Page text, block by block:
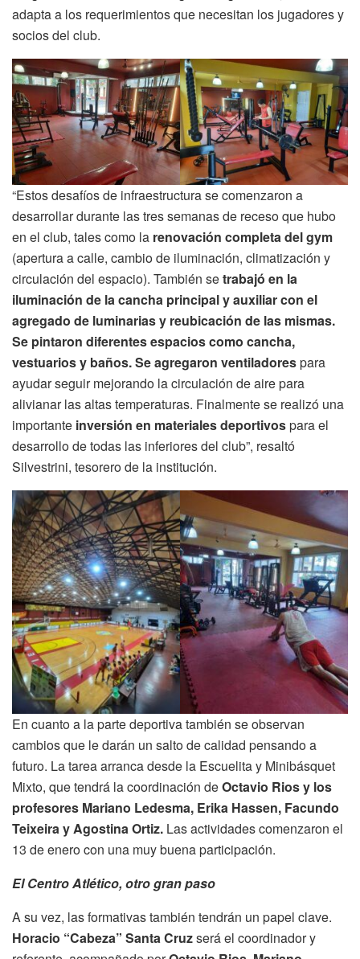
adapta a los requerimientos que necesitan los jugadores y
socios del club.
“Estos desafíos de infraestructura se comenzaron a
desarrollar durante las tres semanas de receso que hubo
en el club, tales como la renovación completa del gym
(apertura a calle, cambio de iluminación, climatización y
circulación del espacio). También setrabajó en la
iluminación de la cancha principal y auxiliar con el
agregado de luminarias y reubicación de las mismas.
Se pintaron diferentes espacios como cancha,
vestuarios y baños. Seagregaron ventiladorespara
ayudar seguir mejorando la circulación de aire para
alivianar las altas temperaturas. Finalmente se realizó una
importante inversión en materiales deportivospara el
desarrollo de todas las inferiores del club”, resaltó
Silvestrini, tesorero de la institución.
En cuanto a la parte deportiva también se observan
cambios que le darán un salto de calidad pensando a
futuro. La tarea arranca desde la Escuelita y Minibásquet
Mixto, que tendrá la coordinación deOctavio Rios y los
profesores Mariano Ledesma, Erika Hassen, Facundo
Teixeira y Agostina Ortiz. Las actividades comenzaron el
13 de enero con una muy buena participación.
El Centro Atlético, otro gran paso
A su vez, las formativas también tendrán un papel clave.
Horacio “Cabeza” Santa Cruzserá el coordinador y